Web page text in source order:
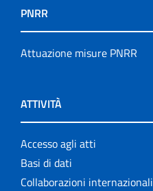
PNRR
Attuazione misure PNRR
ATTIVITÀ
Accesso agli atti
Basi di dati
Collaborazioni internazionali